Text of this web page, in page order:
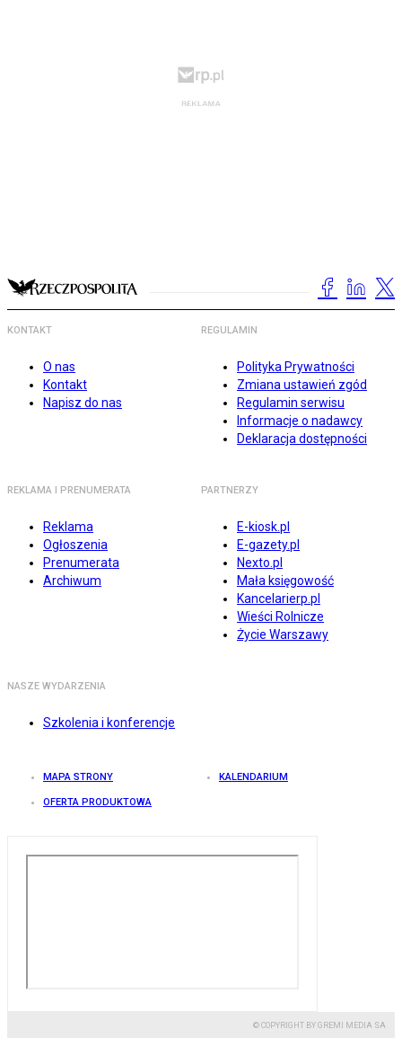
KONTAKT
O nas
Kontakt
Napisz do nas
REGULAMIN
Polityka Prywatności
Zmiana ustawień zgód
Regulamin serwisu
Informacje o nadawcy
Deklaracja dostępności
REKLAMA I PRENUMERATA
Reklama
Ogłoszenia
Prenumerata
Archiwum
PARTNERZY
E-kiosk.pl
E-gazety.pl
Nexto.pl
Mała księgowość
Kancelarierp.pl
Wieści Rolnicze
Życie Warszawy
NASZE WYDARZENIA
Szkolenia i konferencje
MAPA STRONY KALENDARIUM
OFERTA PRODUKTOWA
© COPYRIGHT BY GREMI MEDIA SA